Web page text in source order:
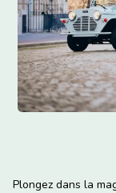
Plongez dans la